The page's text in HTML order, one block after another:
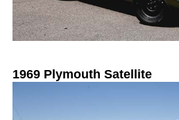
1969 Plymouth Satellite